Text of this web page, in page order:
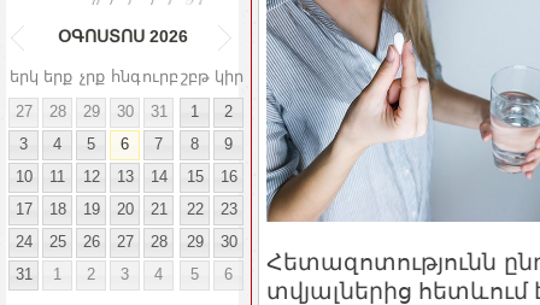
ՕԳՈՍՏՈՍ 2026
երկ երք չրք հնգուրբ շբթ կիր
27
28 29 30 31 1
2
3
4 5 6 7 8
9
10
11 12 13 14 15
16
17
18 19 20 21 22
23
24
25 26 27 28 29
30
31
1 2 3 4 5 6
Հետազոտությունն
տվյալներից